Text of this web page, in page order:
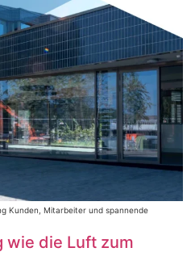
Kunden, Mitarbeiter und spannende
wie die Luft zum